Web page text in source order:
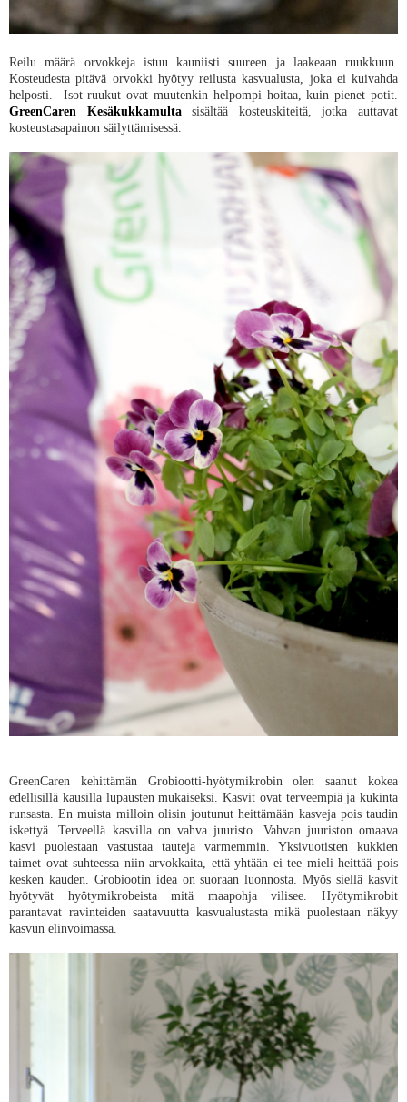
Reilu määrä orvokkeja istuu kauniisti suureen ja laakeaan ruukkuun.
Kosteudesta pitävä orvokki hyötyy reilusta kasvualusta, joka ei kuivahda
helposti. Isot ruukut ovat muutenkin helpompi hoitaa, kuin pienet potit.
GreenCaren Kesäkukkamultasisältää kosteuskiteitä, jotka auttavat
kosteustasapainon säilyttämisessä.
GreenCaren kehittämän Grobiootti-hyötymikrobin olen saanut kokea
edellisillä kausilla lupausten mukaiseksi. Kasvit ovat terveempiä ja kukinta
runsasta. En muista milloin olisin joutunut heittämään kasveja pois taudin
iskettyä. Terveellä kasvilla on vahva juuristo. Vahvan juuriston omaava
kasvi puolestaan vastustaa tauteja varmemmin. Yksivuotisten kukkien
taimet ovat suhteessa niin arvokkaita, että yhtään ei tee mieli heittää pois
kesken kauden. Grobiootin idea on suoraan luonnosta. Myös siellä kasvit
hyötyvät hyötymikrobeista mitä maapohja vilisee. Hyötymikrobit
parantavat ravinteiden saatavuutta kasvualustasta mikä puolestaan näkyy
kasvun elinvoimassa.